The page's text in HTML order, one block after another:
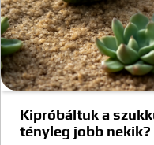
Kipróbáltuk a
tényleg jobb nekik?